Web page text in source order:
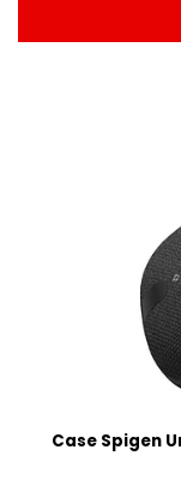
Case Spigen